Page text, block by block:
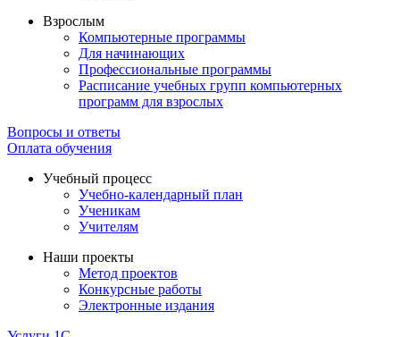
Взрослым
Компьютерные программы
Для начинающих
Профессиональные программы
Расписание учебных групп компьютерных
программ для взрослых
Вопросы и ответы
Оплата обучения
Учебный процесс
Учебно-календарный план
Ученикам
Учителям
Наши проекты
Метод проектов
Конкурсные работы
Электронные издания